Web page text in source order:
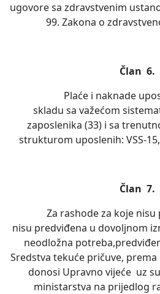
ugovore sa zdravstvenim
99. Zakona o
Član 6.
Plaće i naknade
skladu sa važećom
zaposlenika (33) i sa
strukturom uposlenih: VSS-15,
Član 7.
Za rashode za koje nisu
nisu predviđena u dovoljnom
neodložna
Sredstva tekuće pričuve,
donosi Upravno vijeće uz
ministarstva na prijedlog